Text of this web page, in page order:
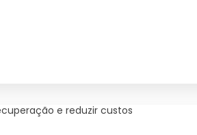
e reduzir custos